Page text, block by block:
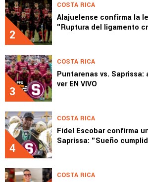
2
COSTA RICA
Alajuelense confirma la
"Ruptura del ligamento
3
COSTA RICA
Puntarenas vs. Saprissa:
ver EN VIVO
4
COSTA RICA
Fidel Escobar confirma
Saprissa: "Sueño
COSTA RICA